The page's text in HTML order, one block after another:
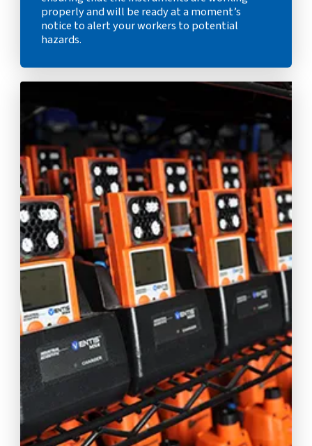
properly and will be ready at a moment’s
notice to alert your workers to potential
hazards.